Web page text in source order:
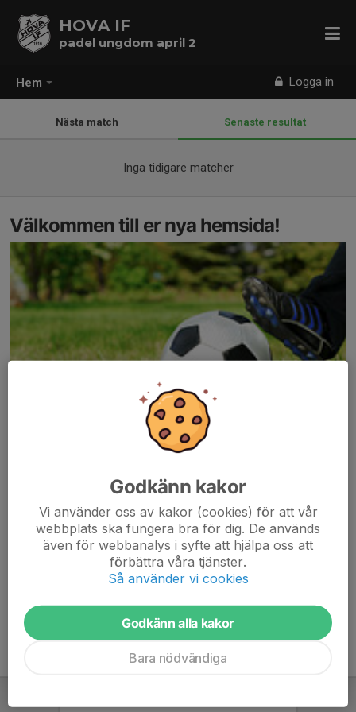
Hem Logga in
HOVA IF
padel ungdom april 2
Nästa match Senaste resultat
Inga tidigare matcher
Välkommen till er nya hemsida!
Här hamnar automatiskt de senaste nyheterna på hemsidan. För
att kunna börja administrera hemsidan loggar du in högst upp till
höger.
Godkänn kakor
Vi använder oss av kakor (cookies) för att vår
webbplats ska fungera bra för dig. De används
även för webbanalys i syfte att hjälpa oss att
förbättra våra tjänster.
Så använder vi cookies
Godkänn alla kakor
Bara nödvändiga